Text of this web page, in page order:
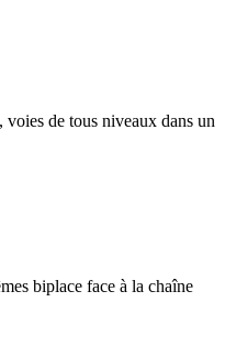
voies de tous niveaux dans un
biplace face à la chaîne